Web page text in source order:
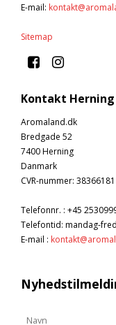
E-mail:
Sitemap
Kontakt Herning
Aromaland.dk
Bredgade 52
7400 Herning
Danmark
CVR-nummer: 38366181
Telefonnr. : +45
Telefontid: mandag-
E-mail :